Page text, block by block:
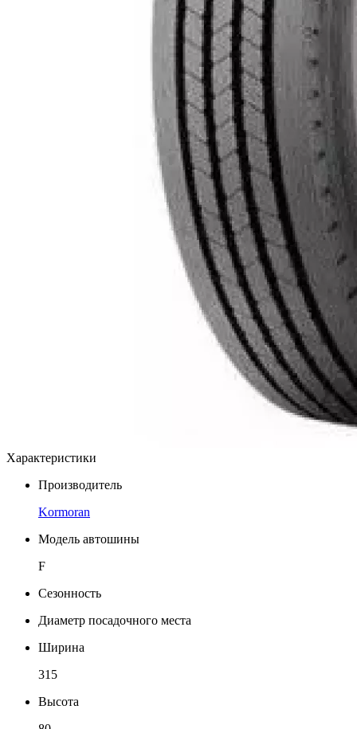
Характеристики
Производитель
Kormoran
Модель автошины
F
Сезонность
Диаметр посадочного места
Ширина
315
Высота